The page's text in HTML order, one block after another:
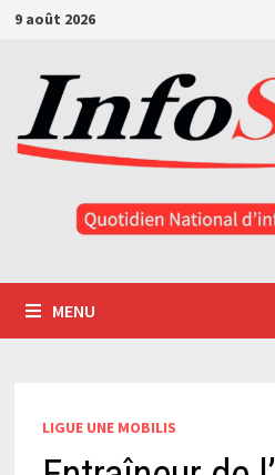
Passer
contenu
9 août 2026
MENU
LIGUE UNE MOBILIS